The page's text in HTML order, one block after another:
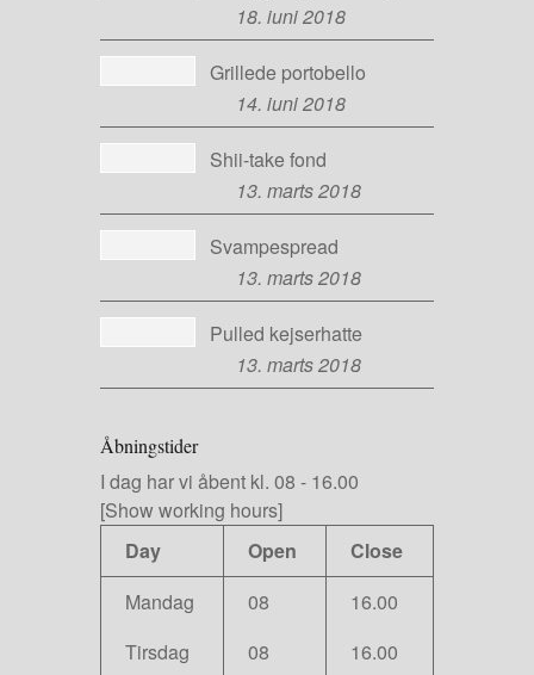
18. juni 2018
Grillede portobello
14. juni 2018
Shii-take fond
13. marts 2018
Svampespread
13. marts 2018
Pulled kejserhatte
13. marts 2018
Åbningstider
I dag har vi åbent kl. 08 - 16.00
[Show working hours]
Day
Open
Close
Mandag
08
16.00
Tirsdag
08
16.00